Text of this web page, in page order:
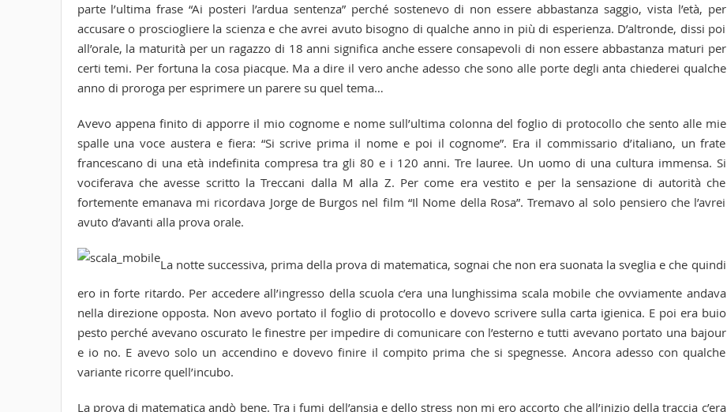
parte l’ultima frase “Ai posteri l’ardua sentenza” perché sostenevo di non essere abbastanza saggio, vista l’età, per
accusare o prosciogliere la scienza e che avrei avuto bisogno di qualche anno in più di esperienza. D’altronde, dissi poi
all’orale, la maturità per un ragazzo di 18 anni significa anche essere consapevoli di non essere abbastanza maturi per
certi temi. Per fortuna la cosa piacque. Ma a dire il vero anche adesso che sono alle porte degli anta chiederei qualche
anno di proroga per esprimere un parere su quel tema…
Avevo appena finito di apporre il mio cognome e nome sull’ultima colonna del foglio di protocollo che sento alle mie
spalle una voce austera e fiera: “Si scrive prima il nome e poi il cognome”. Era il commissario d’italiano, un frate
francescano di una età indefinita compresa tra gli 80 e i 120 anni. Tre lauree. Un uomo di una cultura immensa. Si
vociferava che avesse scritto la Treccani dalla M alla Z. Per come era vestito e per la sensazione di autorità che
fortemente emanava mi ricordava Jorge de Burgos nel film “Il Nome della Rosa”. Tremavo al solo pensiero che l’avrei
avuto d’avanti alla prova orale.
La notte successiva, prima della prova di matematica, sognai che non era suonata la sveglia e che quindi
ero in forte ritardo. Per accedere all’ingresso della scuola c’era una lunghissima scala mobile che ovviamente andava
nella direzione opposta. Non avevo portato il foglio di protocollo e dovevo scrivere sulla carta igienica. E poi era buio
pesto perché avevano oscurato le finestre per impedire di comunicare con l’esterno e tutti avevano portato una bajour
e io no. E avevo solo un accendino e dovevo finire il compito prima che si spegnesse. Ancora adesso con qualche
variante ricorre quell’incubo.
La prova di matematica andò bene. Tra i fumi dell’ansia e dello stress non mi ero accorto che all’inizio della traccia c’era